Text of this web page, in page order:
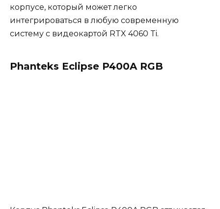
корпусе, который может легко
интегрироваться в любую современную
систему с видеокартой RTX 4060 Ti.
Phanteks Eclipse P400A RGB